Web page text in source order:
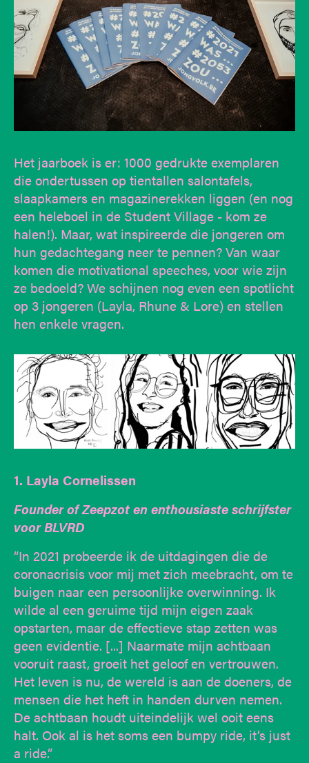
Het jaarboek is er: 1000 gedrukte exemplaren
die ondertussen op tientallen salontafels,
slaapkamers en magazinerekken liggen (en nog
een heleboel in de Student Village - kom ze
halen!). Maar, wat inspireerde die jongeren om
hun gedachtegang neer te pennen? Van waar
komen die motivational speeches, voor wie zijn
ze bedoeld? We schijnen nog even een spotlicht
op 3 jongeren (Layla, Rhune & Lore) en stellen
hen enkele vragen.
1. Layla Cornelissen
Founder of Zeepzot en enthousiaste schrijfster
voor BLVRD
“In 2021 probeerde ik de uitdagingen die de
coronacrisis voor mij met zich meebracht, om te
buigen naar een persoonlijke overwinning. Ik
wilde al een geruime tijd mijn eigen zaak
opstarten, maar de effectieve stap zetten was
geen evidentie. [...] Naarmate mijn achtbaan
vooruit raast, groeit het geloof en vertrouwen.
Het leven is nu, de wereld is aan de doeners, de
mensen die het heft in handen durven nemen.
De achtbaan houdt uiteindelijk wel ooit eens
halt. Ook al is het soms een bumpy ride, it’s just
a ride.”